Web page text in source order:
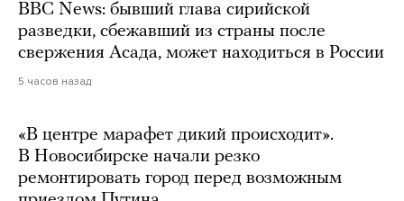
BBC News: бывший глава сирийской
разведки, сбежавший из страны после
свержения Асада, может находиться в России
5 часов назад
«В центре марафет дикий происходит».
В Новосибирске начали резко
ремонтировать город перед возможным